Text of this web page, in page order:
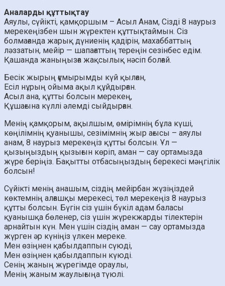
Аналарды құттықтау
Аяулы, сүйікті, қамқоршым – Асыл Анам, Сізді 8 наурыз
мерекеңізбен шын жүректен құттықтаймын. Сіз
болмағанда жарық дүниенің қадірін, махаббаттың
ләззатын, мейір — шапағаттың тереңін сезінбес едім.
Қашанда жаныңызға жақсылық нәсіп болғай.
Бесік жырың ғұмырымды күй қылған,
Есіл нұрың ойыма ақыл құйдырған.
Асыл ана, құтты болсын мерекең,
Құшағына күллі әлемді сыйдырған.
Менің қамқорым, ақылшым, өмірімнің бұла күші,
көңілімнің қуанышы, сезімімнің жыр ағысы – аяулы
анам, 8 наурыз мерекеңіз құтты болсын. Ұл —
қызыңыздың қызығын көріп, аман — сау ортамызда
жүре беріңіз. Бақытты отбасыңыздың берекесі мәңгілік
болсын!
Сүйікті менің анашым, сіздің мейірбан жүзіңіздей
көктемнің алғашқы мерекесі, төл мерекеңіз 8 наурыз
құтты болсын. Бүгін сіз үшін бүкіл адам баласы
қуанышқа бөленер, сіз үшін жүрекжарды тілектерін
арнайтын күн. Мен үшін сіздің аман — сау ортамызда
жүрген әр күніңіз үлкен мереке.
Мен өзіңнен қабылдаппын сүюді,
Мен өзіңнен қабылдаппын күюді.
Сенің жаның жүрегімде ораулы,
Менің жаным жаулығыңа түюлі.